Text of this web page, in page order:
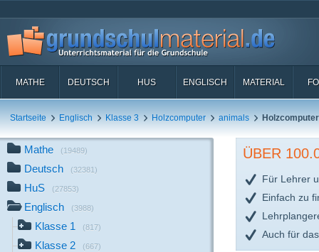
MATHE DEUTSCH HUS ENGLISCH MATERIAL
Startseite Englisch Klasse 3 Holzcomputer animals
Mathe (19489)
Deutsch (32381)
HuS (27853)
Englisch (3988)
Klasse 1 (817)
Klasse 2 (667)
ÜBER
Für Lehrer
Einfach zu
Auch für